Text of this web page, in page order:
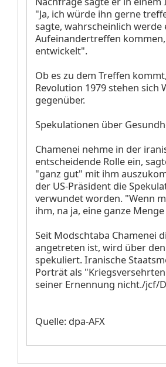
"Ja, ich würde ihn gerne
sagte, wahrscheinlich
Aufeinandertreffen
entwickelt".
Ob es zu dem Treffen
Revolution 1979 stehen sich
gegenüber.
Spekulationen über
Chamenei nehme in der
entscheidende Rolle ein,
"ganz gut" mit ihm
der US-Präsident die
verwundet worden. "Wenn
ihm, na ja, eine ganze Menge
Seit Modschtaba Chamenei
angetreten ist, wird über
spekuliert. Iranische
Porträt als
seiner Ernennung nicht./jcf/
Quelle: dpa-AFX